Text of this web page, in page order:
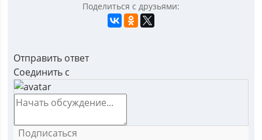
Поделиться с друзьями:
Отправить ответ
Соединить с
Подписаться